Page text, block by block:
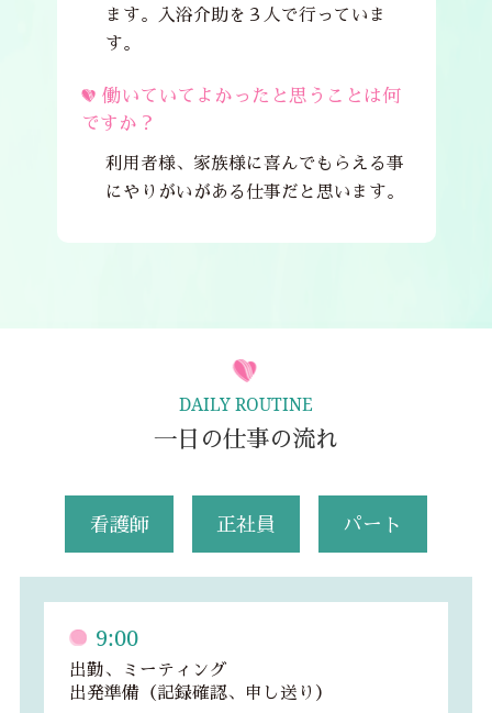
ます。入浴介助を３人で行っていま
す。
働いていてよかったと思うことは何
ですか？
利用者様、家族様に喜んでもらえる事
にやりがいがある仕事だと思います。
DAILY ROUTINE
一日の仕事の流れ
看護師 正社員 パート
9:00
出勤、ミーティング
出発準備（記録確認、申し送り）